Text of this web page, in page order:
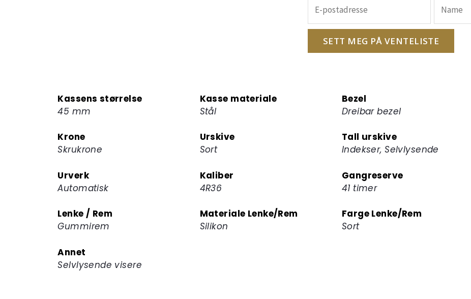
inn
e-
postadressen
din
SETT MEG PÅ VENTELISTE
Kassens størrelse
45 mm
Kasse materiale
Stål
Bezel
Dreibar bezel
Krone
Skrukrone
Urskive
Sort
Tall urskive
Indekser, Selvlysende
Urverk
Automatisk
Kaliber
4R36
Gangreserve
41 timer
Lenke / Rem
Gummirem
Materiale Lenke/Rem
Silikon
Farge Lenke/Rem
Sort
Annet
Selvlysende visere